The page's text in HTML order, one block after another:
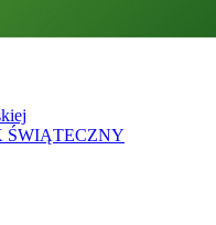
ŚWIĄTECZNY